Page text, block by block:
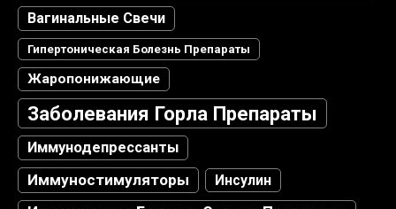
Вагинальные Свечи
Гипертоническая Болезнь Препараты
Жаропонижающие
Заболевания Горла Препараты
Иммунодепрессанты
Иммуностимуляторы Инсулин